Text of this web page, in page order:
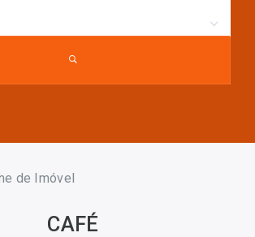
de Imóvel
CAFÉ